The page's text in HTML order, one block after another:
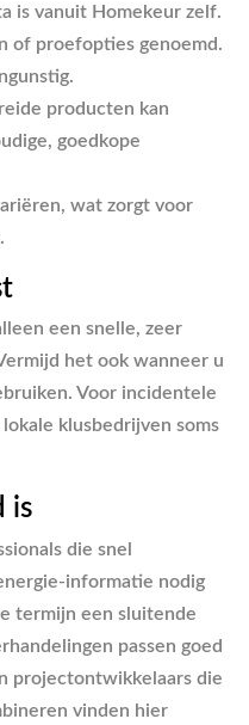
is vanuit Homekeur zelf.
of proefopties genoemd.
producten kan
goedkope
wat zorgt voor
een snelle, zeer
het ook wanneer u
Voor incidentele
klusbedrijven soms
is
die snel
informatie nodig
termijn een sluitende
passen goed
projectontwikkelaars die
vinden hier